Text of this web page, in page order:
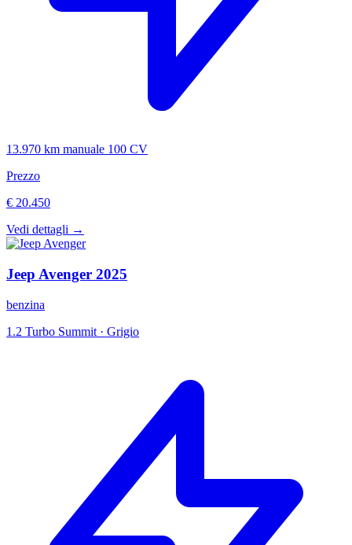
13.970 km manuale 100 CV
Prezzo
€ 20.450
Vedi dettagli →
Jeep Avenger 2025
benzina
1.2 Turbo Summit · Grigio